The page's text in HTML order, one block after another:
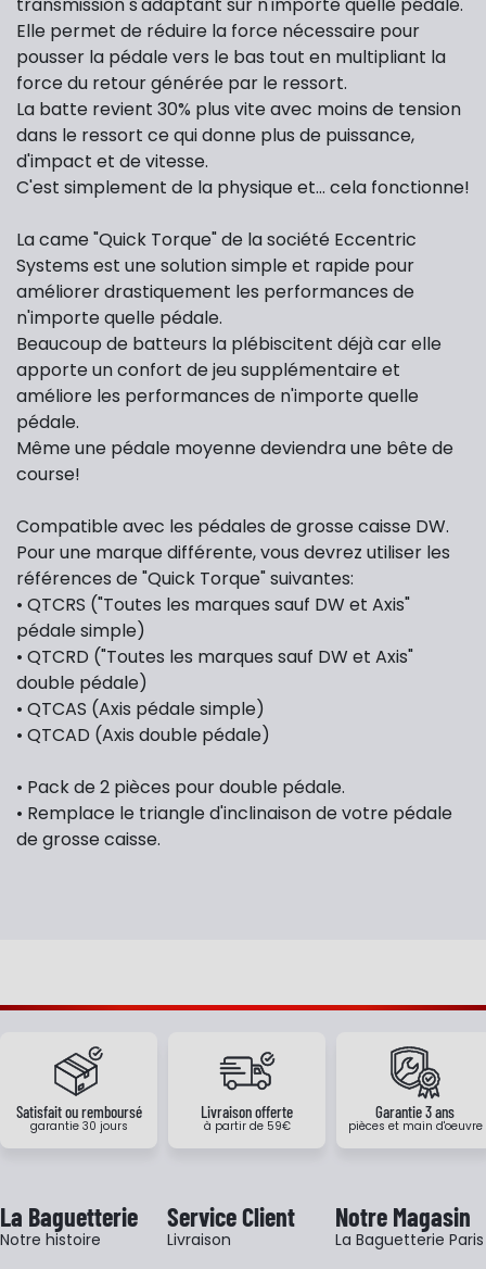
transmission s'adaptant sur n'importe quelle pédale.
Elle permet de réduire la force nécessaire pour
pousser la pédale vers le bas tout en multipliant la
force du retour générée par le ressort.
La batte revient 30% plus vite avec moins de tension
dans le ressort ce qui donne plus de puissance,
d'impact et de vitesse.
C'est simplement de la physique et... cela fonctionne!
La came "Quick Torque" de la société Eccentric
Systems est une solution simple et rapide pour
améliorer drastiquement les performances de
n'importe quelle pédale.
Beaucoup de batteurs la plébiscitent déjà car elle
apporte un confort de jeu supplémentaire et
améliore les performances de n'importe quelle
pédale.
Même une pédale moyenne deviendra une bête de
course!
Compatible avec les pédales de grosse caisse DW.
Pour une marque différente, vous devrez utiliser les
références de "Quick Torque" suivantes:
• QTCRS ("Toutes les marques sauf DW et Axis"
pédale simple)
• QTCRD ("Toutes les marques sauf DW et Axis"
double pédale)
• QTCAS (Axis pédale simple)
• QTCAD (Axis double pédale)
• Pack de 2 pièces pour double pédale.
• Remplace le triangle d'inclinaison de votre pédale
de grosse caisse.
Satisfait ou remboursé
garantie 30 jours
Livraison offerte
à partir de 59€
Garantie 3 ans
pièces et main d'oeuvre
La Baguetterie
Notre histoire
Service Client
Livraison
Notre Magasin
La Baguetterie Paris